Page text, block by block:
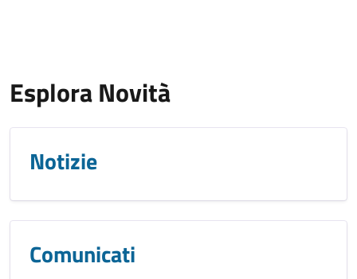
Esplora Novità
Notizie
Comunicati